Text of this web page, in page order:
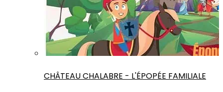
CHÂTEAU CHALABRE - L'ÉPOPÉE FAMILIALE